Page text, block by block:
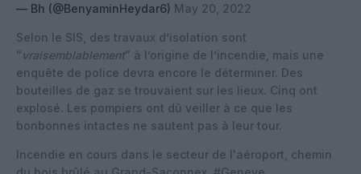
— Bh (@BenyaminHeydar6) May 20, 2022
Selon le SIS, des travaux d’isolation sont
“ vraisemblablement” à l’origine de l’incendie, mais une
enquête de police devra encore le déterminer. Des
bouteilles de gaz se trouvaient sur les lieux. Cinq ont
explosé. Les pompiers ont dû veiller à ce que les
bonbonnes intactes ne sautent pas à leur tour.
Incendie en cours dans le secteur de l'aéroport, chemin